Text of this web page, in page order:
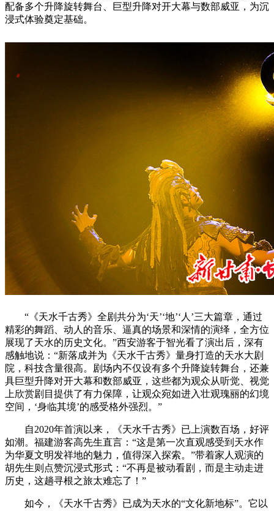
配备多个升降旋转舞台、巨型升降对开大幕与数部威亚，为沉
浸式体验奠定基础。
“《天水千古秀》全剧共分为‘天’‘地’‘人’三大篇章，通过
精彩的舞蹈、动人的音乐、逼真的场景和深情的演绎，全方位
展现了天水的历史文化。”西安游客于智光看了演出后，深有
感触地说：“新落成并为《天水千古秀》量身打造的天水大剧
院，科技含量很高。剧场内不仅设有多个升降旋转舞台，还兼
具巨型升降对开大幕和数部威亚，这些都为观众从听觉、视觉
上欣赏剧目提供了有力保障，让观众宛如进入壮观瑰丽的幻境
空间，‘身临其境’的感受格外强烈。”
自2020年首演以来，《天水千古秀》已上演数百场，好评
如潮。福建游客高先生直言：“这是第一次直观感受到天水作
为华夏文明发祥地的魅力，值得深入探索。”带着家人观演的
胡先生则点赞沉浸式形式：“不再是被动看剧，而是主动走进
历史，这趟寻根之旅太难忘了！”
如今，《天水千古秀》已成为天水的“文化新地标”。它以